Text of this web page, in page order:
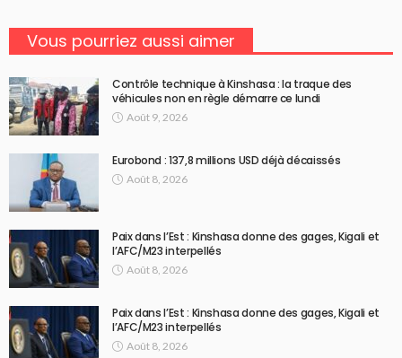
Vous pourriez aussi aimer
Contrôle technique à Kinshasa : la traque des
véhicules non en règle démarre ce lundi
Août 9, 2026
Eurobond : 137,8 millions USD déjà décaissés
Août 8, 2026
Paix dans l’Est : Kinshasa donne des gages, Kigali et
l’AFC/M23 interpellés
Août 8, 2026
Paix dans l’Est : Kinshasa donne des gages, Kigali et
l’AFC/M23 interpellés
Août 8, 2026